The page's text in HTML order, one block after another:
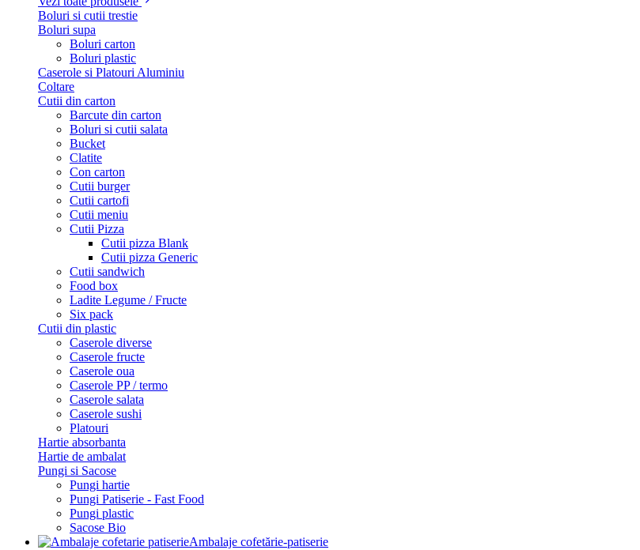
Boluri si cutii trestie
Boluri supa
Boluri carton
Boluri plastic
Caserole si Platouri Aluminiu
Coltare
Cutii din carton
Barcute din carton
Boluri si cutii salata
Bucket
Clatite
Con carton
Cutii burger
Cutii cartofi
Cutii meniu
Cutii Pizza
Cutii pizza Blank
Cutii pizza Generic
Cutii sandwich
Food box
Ladite Legume / Fructe
Six pack
Cutii din plastic
Caserole diverse
Caserole fructe
Caserole oua
Caserole PP / termo
Caserole salata
Caserole sushi
Platouri
Hartie absorbanta
Hartie de ambalat
Pungi si Sacose
Pungi hartie
Pungi Patiserie - Fast Food
Pungi plastic
Sacose Bio
Ambalaje cofetărie-patiserie